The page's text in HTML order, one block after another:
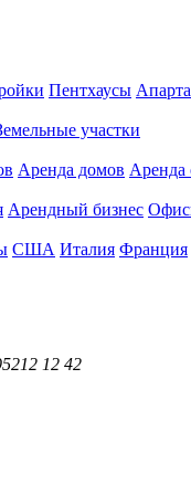
Пентхаусы
участки
Аренда домов Аренда
Арендный бизнес
США Италия Франция
212 12 42